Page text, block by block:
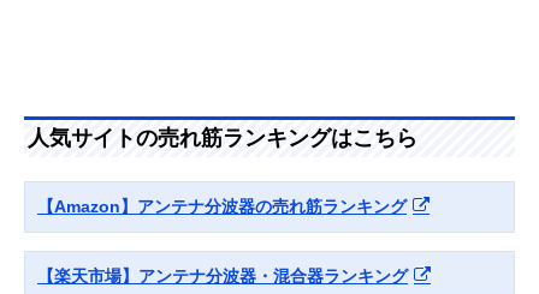
Amazonで見る
用混合分波器
MXEUV
にくい高いシール
ド性能
Amazonで見る
(AINEX) アンテナ
分波器 ANT-DM
して使える2in1
人気サイトの売れ筋ランキングはこちら
【Amazon】アンテナ分波器の売れ筋ランキング
【楽天市場】アンテナ分波器・混合器ランキング